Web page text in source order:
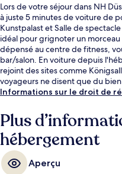
Lors de votre séjour dans NH
à juste 5 minutes de voiture de
Kunstpalast et Salle de
idéal pour grignoter un
dépensé au centre de fitness,
bar/salon. En voiture depuis
rejoint des sites comme
voyageurs ne disent que du
attentionné. L'hébergement se
à 3 min et Arrêt de tram
Informations sur le droit de
Plus
hébergement
Aperçu